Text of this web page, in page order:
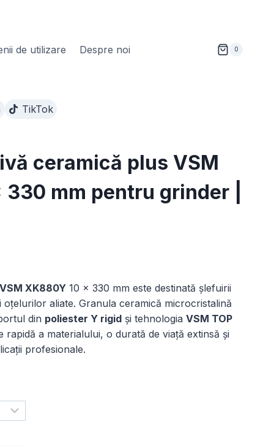
de utilizare Despre noi 0
TikTok
ceramică plus VSM
330 mm pentru grinder |
lei
XK880Y10 × 330 mm este destinată șlefuirii
aliate. Granula ceramică microcristalină
din poliester Y rigidși tehnologia VSM TOP
a materialului, o durată de viață extinsă și
profesionale.